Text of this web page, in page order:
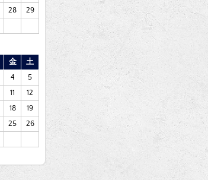
28
29
金
土
4
5
11
12
18
19
25
26